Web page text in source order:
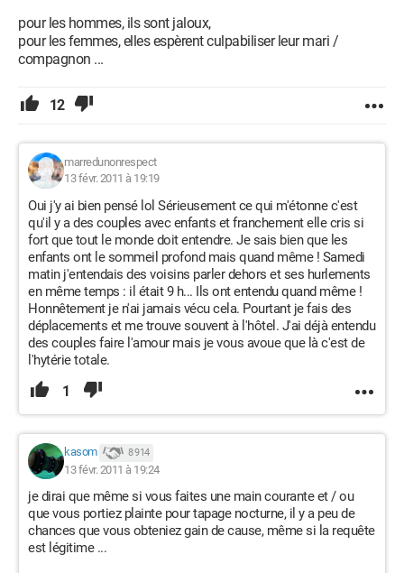
pour les hommes, ils sont jaloux,
pour les femmes, elles espèrent culpabiliser leur mari /
compagnon ...
12
marredunonrespect
13 févr. 2011 à 19:19
Oui j'y ai bien pensé lol Sérieusement ce qui m'étonne c'est
qu'il y a des couples avec enfants et franchement elle cris si
fort que tout le monde doit entendre. Je sais bien que les
enfants ont le sommeil profond mais quand même ! Samedi
matin j'entendais des voisins parler dehors et ses hurlements
en même temps : il était 9 h... Ils ont entendu quand même !
Honnêtement je n'ai jamais vécu cela. Pourtant je fais des
déplacements et me trouve souvent à l'hôtel. J'ai déjà entendu
des couples faire l'amour mais je vous avoue que là c'est de
l'hytérie totale.
1
kasom 8 914
13 févr. 2011 à 19:24
je dirai que même si vous faites une main courante et / ou
que vous portiez plainte pour tapage nocturne, il y a peu de
chances que vous obteniez gain de cause, même si la requête
est légitime ...